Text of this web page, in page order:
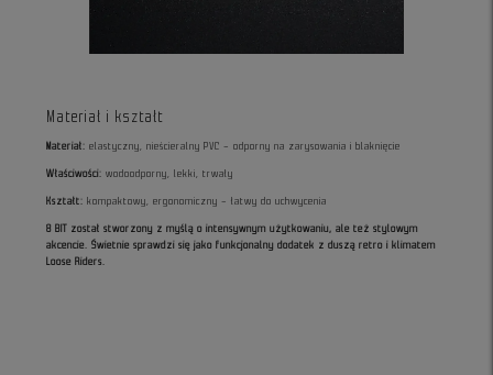
Materiał i kształt
Materiał: elastyczny, nieścieralny PVC – odporny na zarysowania i blaknięcie
Właściwości: wodoodporny, lekki, trwały
Kształt: kompaktowy, ergonomiczny – łatwy do uchwycenia
8 BIT został stworzony z myślą o intensywnym użytkowaniu, ale też stylowym
akcencie.
Świetnie sprawdzi się jako funkcjonalny dodatek z duszą retro i klimatem
Loose Riders.